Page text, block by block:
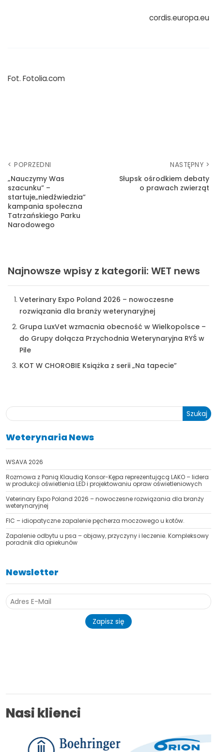
cordis.europa.eu
Fot. Fotolia.com
< POPRZEDNI
„Nauczymy Was
szacunku” –
startuje„niedźwiedzia”
kampania społeczna
Tatrzańskiego Parku
Narodowego
NASTĘPNY >
Słupsk ośrodkiem debaty
o prawach zwierząt
Najnowsze wpisy z kategorii: WET news
Veterinary Expo Poland 2026 – nowoczesne
rozwiązania dla branży weterynaryjnej
Grupa LuxVet wzmacnia obecność w Wielkopolsce –
do Grupy dołącza Przychodnia Weterynaryjna RYŚ w
Pile
KOT W CHOROBIE Książka z serii „Na tapecie”
Szukaj
Weterynaria News
WSAVA 2026
Rozmowa z Panią Klaudią Konsor-Kępa reprezentującą LAKO – lidera
w produkcji oświetlenia LED i projektowaniu opraw oświetleniowych
Veterinary Expo Poland 2026 – nowoczesne rozwiązania dla branży
weterynaryjnej
FIC – idiopatyczne zapalenie pęcherza moczowego u kotów.
Zapalenie odbytu u psa – objawy, przyczyny i leczenie. Kompleksowy
poradnik dla opiekunów
Newsletter
Zapisz się
Nasi klienci